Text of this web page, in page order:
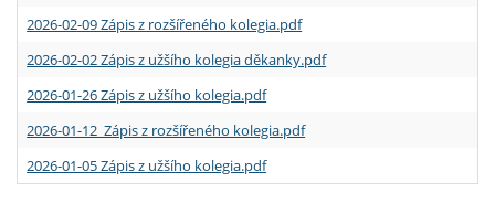
2026-02-09 Zápis z rozšířeného kolegia.pdf
2026-02-02 Zápis z užšího kolegia děkanky.pdf
2026-01-26 Zápis z užšího kolegia.pdf
2026-01-12 Zápis z rozšířeného kolegia.pdf
2026-01-05 Zápis z užšího kolegia.pdf